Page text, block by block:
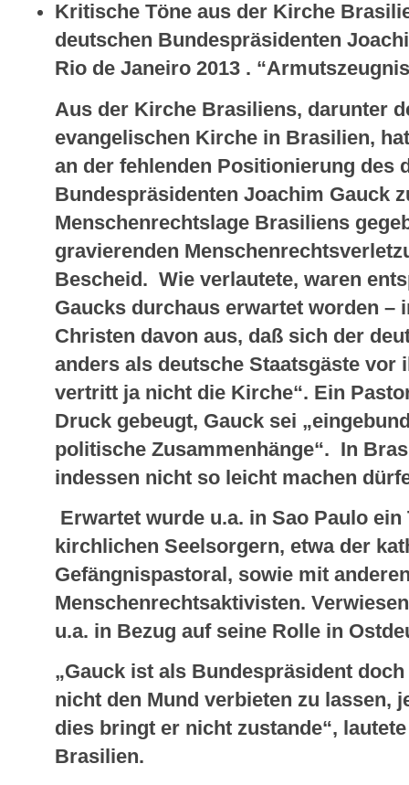
Kritische Töne aus der Kirche
deutschen Bundespräsidenten
Rio de Janeiro 2013 .
Aus der Kirche Brasiliens, darunter
evangelischen Kirche in Brasilien,
an der fehlenden Positionierung des
Bundespräsidenten Joachim Gauck
Menschenrechtslage Brasiliens
gravierenden
Bescheid. Wie verlautete, waren
Gaucks durchaus erwartet worden –
Christen davon aus, daß sich der
anders als deutsche Staatsgäste vor
vertritt ja nicht die Kirche“. Ein
Druck gebeugt, Gauck sei
politische Zusammenhänge“. In
indessen nicht so leicht machen
Erwartet wurde u.a. in Sao Paulo
kirchlichen Seelsorgern, etwa der
Gefängnispastoral, sowie mit
Menschenrechtsaktivisten.
u.a. in Bezug auf seine Rolle in
„Gauck ist als Bundespräsident
nicht den Mund verbieten zu lassen,
dies bringt er nicht zustande“,
Brasilien.